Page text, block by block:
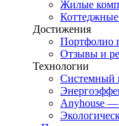
Жилые
Достижения
Портфолио
Отзывы и
Технологии
Системный
Anyhouse —